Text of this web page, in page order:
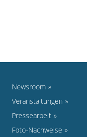
Newsroom
Veranstaltungen
Pressearbeit
Foto-Nachweise